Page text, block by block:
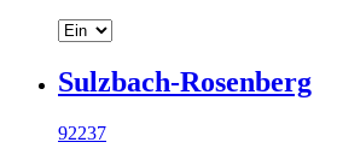
Sulzbach-Rosenberg
92237